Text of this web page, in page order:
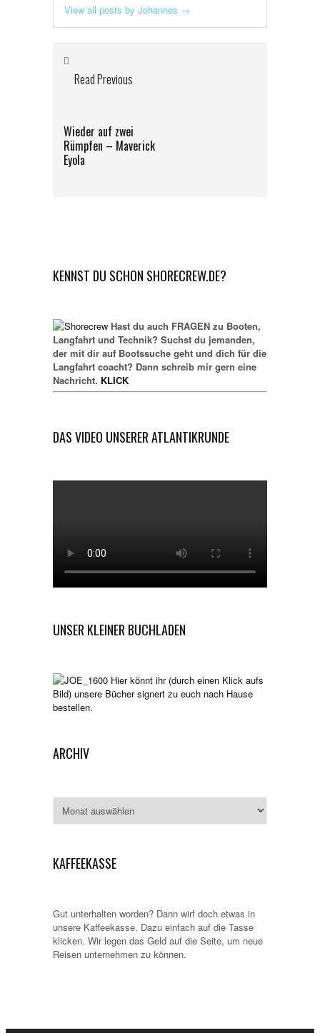
View all posts by Johannes →
Read Previous
Wieder auf zwei
Rümpfen – Maverick
Eyola
KENNST DU SCHON SHORECREW.DE?
Hast du auch FRAGEN zu Booten,
Langfahrt und Technik? Suchst du jemanden,
der mit dir auf Bootssuche geht und dich für die
Langfahrt coacht? Dann schreib mir gern eine
Nachricht. KLICK
DAS VIDEO UNSERER ATLANTIKRUNDE
UNSER KLEINER BUCHLADEN
Hier könnt ihr (durch einen Klick aufs
Bild) unsere Bücher signert zu euch nach Hause
bestellen.
ARCHIV
KAFFEEKASSE
Gut unterhalten worden? Dann wirf doch etwas in
unsere Kaffeekasse. Dazu einfach auf die Tasse
klicken. Wir legen das Geld auf die Seite, um neue
Reisen unternehmen zu können.